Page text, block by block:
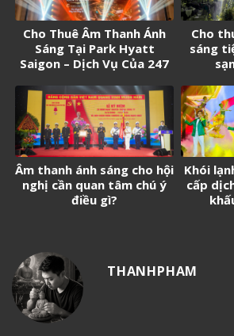
Cho Thuê Âm Thanh Ánh
Sáng Tại Park Hyatt
Saigon – Dịch Vụ Của 247
Cho
sáng
Âm thanh ánh sáng cho hội
nghị cần quan tâm chú ý
điều gì?
Khói
cấp
THANHPHAM